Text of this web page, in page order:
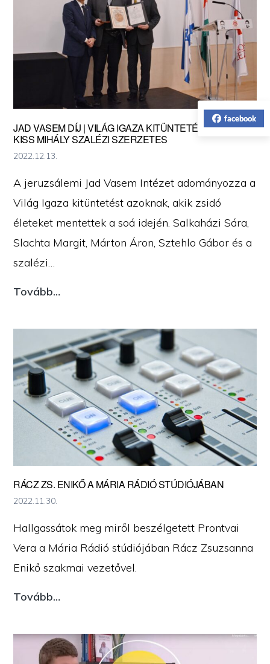
JAD VASEM DÍJ | VILÁG IGAZA KITÜNTETÉST KAPOTT
KISS MIHÁLY SZALÉZI SZERZETES
2022.12.13.
A jeruzsálemi Jad Vasem Intézet adományozza a
Világ Igaza kitüntetést azoknak, akik zsidó
életeket mentettek a soá idején. Salkaházi Sára,
Slachta Margit, Márton Áron, Sztehlo Gábor és a
szalézi…
Tovább…JAD
díj
|
Világ
Igaza
kitüntetést
kapott
Kiss
Mihály
szalézi
RÁCZ ZS. ENIKŐ A MÁRIA RÁDIÓ STÚDIÓJÁBAN
2022.11.30.
Hallgassátok meg miről beszélgetett Prontvai
Vera a Mária Rádió stúdiójában Rácz Zsuzsanna
Enikő szakmai vezetővel.
Tovább…Rácz
Enikő
a
facebook